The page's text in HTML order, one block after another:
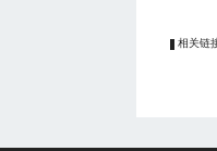
相关链